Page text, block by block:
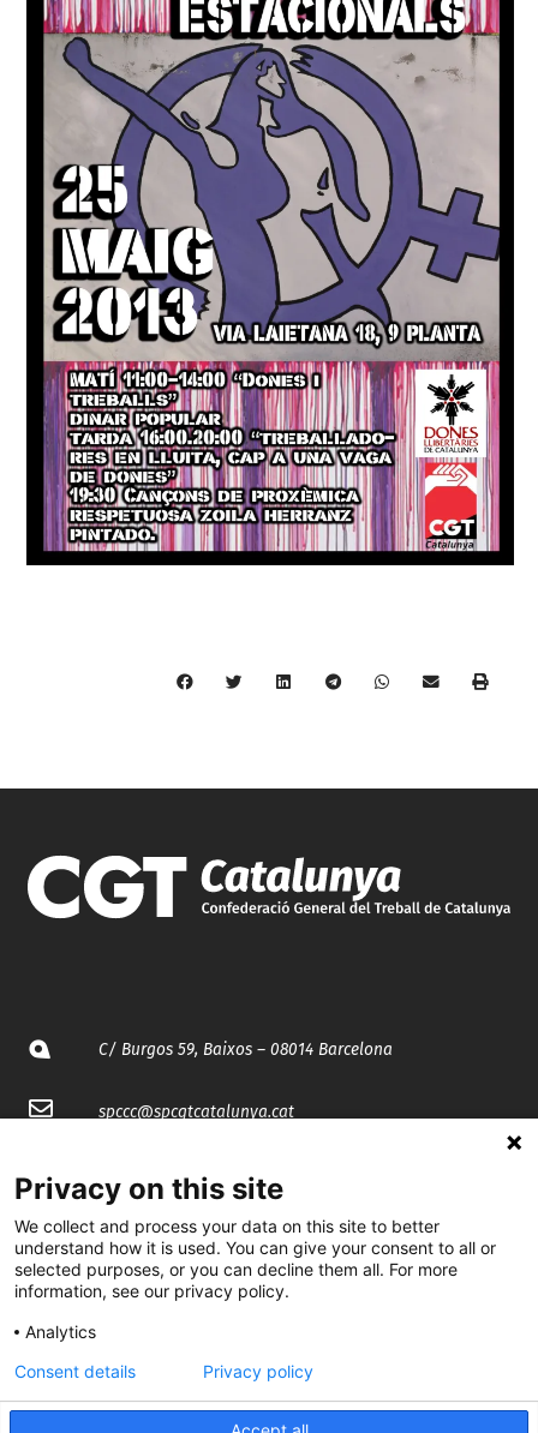
C/ Burgos 59, Baixos – 08014 Barcelona
spccc@spcgtcatalunya.cat
@CGTCatalunya
cgtcatalunya
CGTCatalunya
cgtcatalunya
Privacy on this site
We collect and process your data on this site to better
understand how it is used. You can give your consent to all or
selected purposes, or you can decline them all. For more
information, see our privacy policy.
Analytics
Consent details Privacy policy